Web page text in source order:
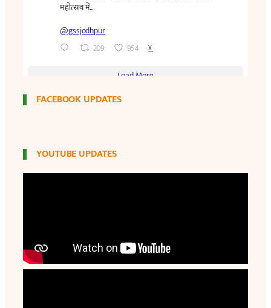
FACEBOOK UPDATES
YOUTUBE UPDATES